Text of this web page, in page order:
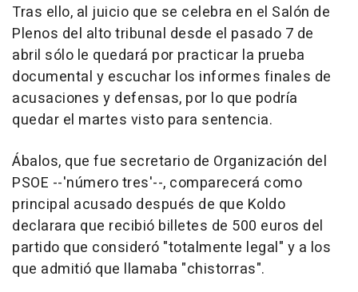
Tras ello, al juicio que se celebra en el Salón de
Plenos del alto tribunal desde el pasado 7 de
abril sólo le quedará por practicar la prueba
documental y escuchar los informes finales de
acusaciones y defensas, por lo que podría
quedar el martes visto para sentencia.
Ábalos, que fue secretario de Organización del
PSOE --'número tres'--, comparecerá como
principal acusado después de que Koldo
declarara que recibió billetes de 500 euros del
partido que consideró "totalmente legal" y a los
que admitió que llamaba "chistorras".